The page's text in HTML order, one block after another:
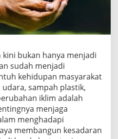
kini bukan hanya menjadi
sudah menjadi
kehidupan masyarakat
sampah plastik,
iklim adalah
menjaga
menghadapi
membangun kesadaran